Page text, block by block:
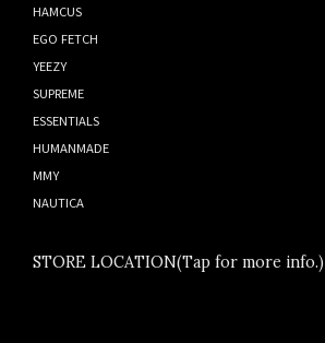
HAMCUS
EGO FETCH
YEEZY
SUPREME
ESSENTIALS
HUMANMADE
MMY
NAUTICA
STORE LOCATION(Tap for more info.)